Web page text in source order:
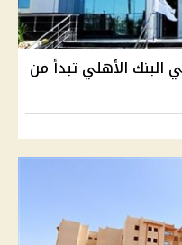
الأهلي تبدأ من